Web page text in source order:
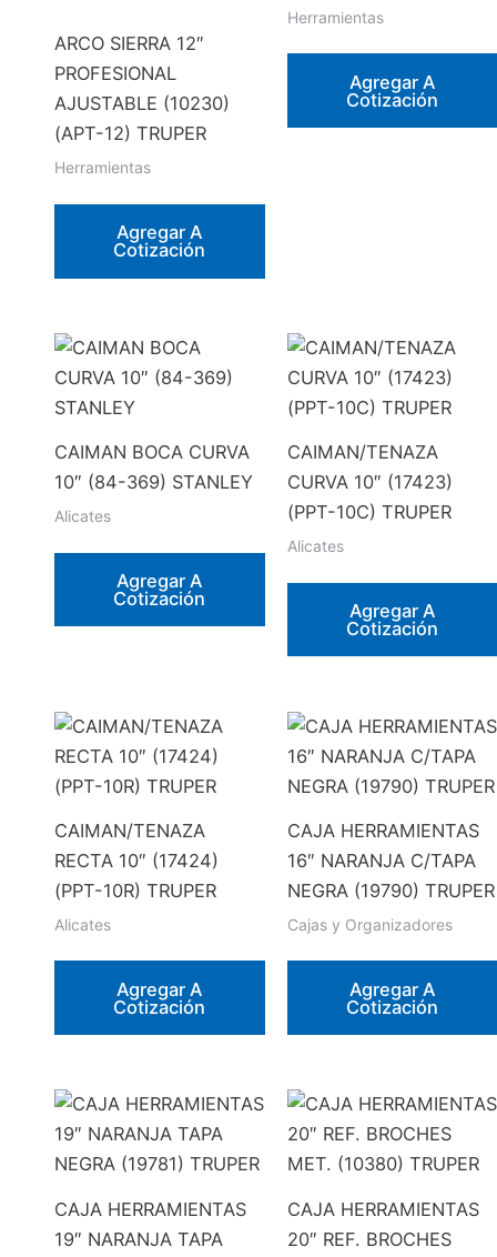
ARCO SIERRA 12″
PROFESIONAL
AJUSTABLE (10230)
(APT-12) TRUPER
Herramientas
Agregar A
Cotización
Herramientas
Agregar A
Cotización
CAIMAN BOCA CURVA
10″ (84-369) STANLEY
Alicates
Agregar A
Cotización
CAIMAN/TENAZA
CURVA 10″ (17423)
(PPT-10C) TRUPER
Alicates
Agregar A
Cotización
CAIMAN/TENAZA
RECTA 10″ (17424)
(PPT-10R) TRUPER
Alicates
Agregar A
Cotización
CAJA HERRAMIENTAS
16″ NARANJA C/TAPA
NEGRA (19790) TRUPER
Cajas y Organizadores
Agregar A
Cotización
CAJA HERRAMIENTAS
19″ NARANJA TAPA
CAJA HERRAMIENTAS
20″ REF. BROCHES